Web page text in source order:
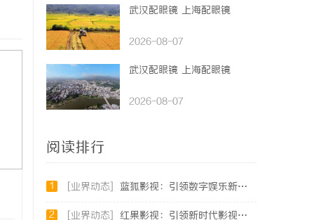
武汉配眼镜 上海配眼镜
2026-08-07
武汉配眼镜 上海配眼镜
2026-08-07
阅读排行
1 [业界动态] 蓝狐影视：引领数字娱乐新时代的创新力量
2 [业界动态] 红果影视：引领新时代影视娱乐的创新先锋